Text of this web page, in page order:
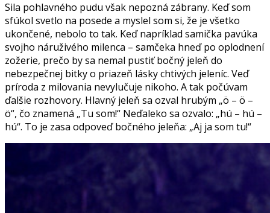
Sila pohlavného pudu však nepozná zábrany. Keď som
sfúkol svetlo na posede a myslel som si, že je všetko
ukončené, nebolo to tak. Keď napríklad samička pavúka
svojho náruživého milenca – samčeka hneď po oplodnení
zožerie, prečo by sa nemal pustiť bočný jeleň do
nebezpečnej bitky o priazeň lásky chtivých jeleníc. Veď
príroda z milovania nevylučuje nikoho. A tak počúvam
ďalšie rozhovory. Hlavný jeleň sa ozval hrubým „ö – ö –
ö“, čo znamená „Tu som!“ Neďaleko sa ozvalo: „hú – hú –
hú“. To je zasa odpoveď bočného jeleňa: „Aj ja som tu!“